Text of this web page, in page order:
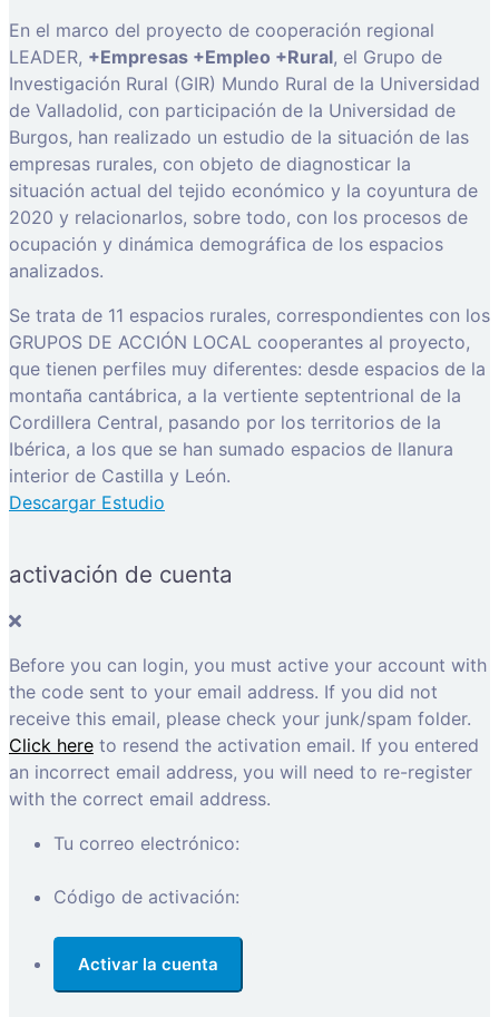
En el marco del proyecto de cooperación regional
LEADER, +Empresas +Empleo +Rural, el Grupo de
Investigación Rural (GIR) Mundo Rural de la Universidad
de Valladolid, con participación de la Universidad de
Burgos, han realizado un estudio de la situación de las
empresas rurales, con objeto de diagnosticar la
situación actual del tejido económico y la coyuntura de
2020 y relacionarlos, sobre todo, con los procesos de
ocupación y dinámica demográfica de los espacios
analizados.
Se trata de 11 espacios rurales, correspondientes con los
GRUPOS DE ACCIÓN LOCAL cooperantes al proyecto,
que tienen perfiles muy diferentes: desde espacios de la
montaña cantábrica, a la vertiente septentrional de la
Cordillera Central, pasando por los territorios de la
Ibérica, a los que se han sumado espacios de llanura
interior de Castilla y León.
Descargar Estudio
activación de cuenta
Before you can login, you must active your account with
the code sent to your email address. If you did not
receive this email, please check your junk/spam folder.
Click here to resend the activation email. If you entered
an incorrect email address, you will need to re-register
with the correct email address.
Tu correo electrónico:
Código de activación: